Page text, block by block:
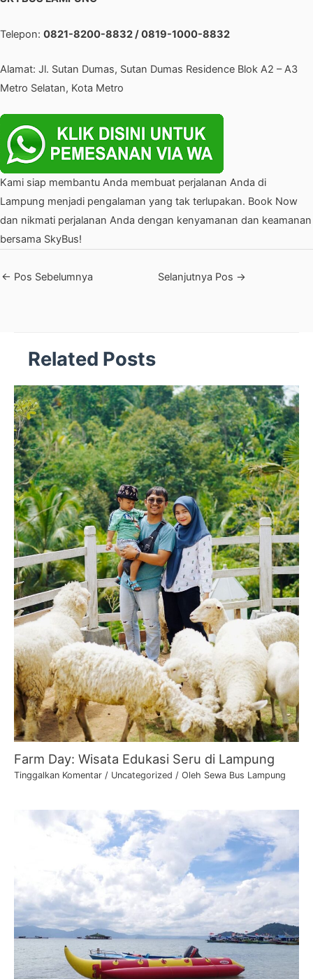
Telepon: 0821-8200-8832 / 0819-1000-8832
Alamat: Jl. Sutan Dumas, Sutan Dumas Residence Blok A2 – A3
Metro Selatan, Kota Metro
Kami siap membantu Anda membuat perjalanan Anda di
Lampung menjadi pengalaman yang tak terlupakan. Book Now
dan nikmati perjalanan Anda dengan kenyamanan dan keamanan
bersama SkyBus!
← Pos Sebelumnya Selanjutnya Pos →
Related Posts
Farm Day: Wisata Edukasi Seru di Lampung
Tinggalkan Komentar / Uncategorized / Oleh Sewa Bus Lampung